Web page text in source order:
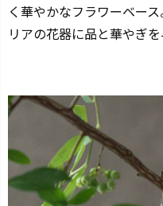
く華やかなフラワーベー
リアの花器に品と華やぎを